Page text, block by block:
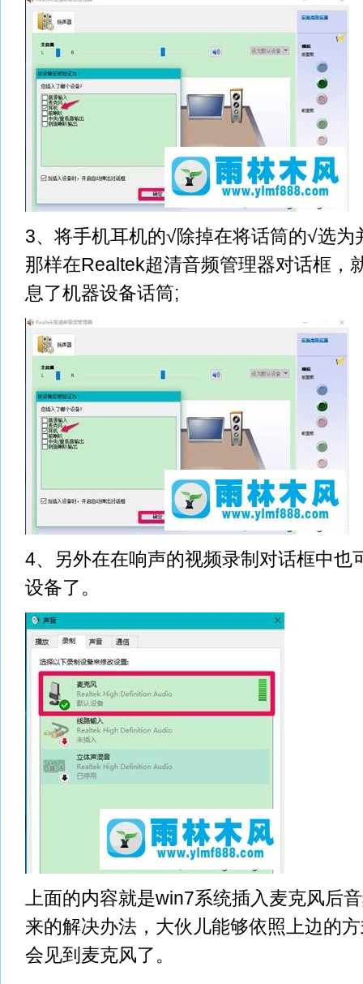
3、将手机耳机的√除掉在将话筒的√选为
那样在Realtek超清音频管理器对话框，
息了机器设备话筒;
4、另外在在响声的视频录制对话框中也
设备了。
上面的内容就是win7系统插入麦克风后
来的解决办法，大伙儿能够依照上边的
会见到麦克风了。